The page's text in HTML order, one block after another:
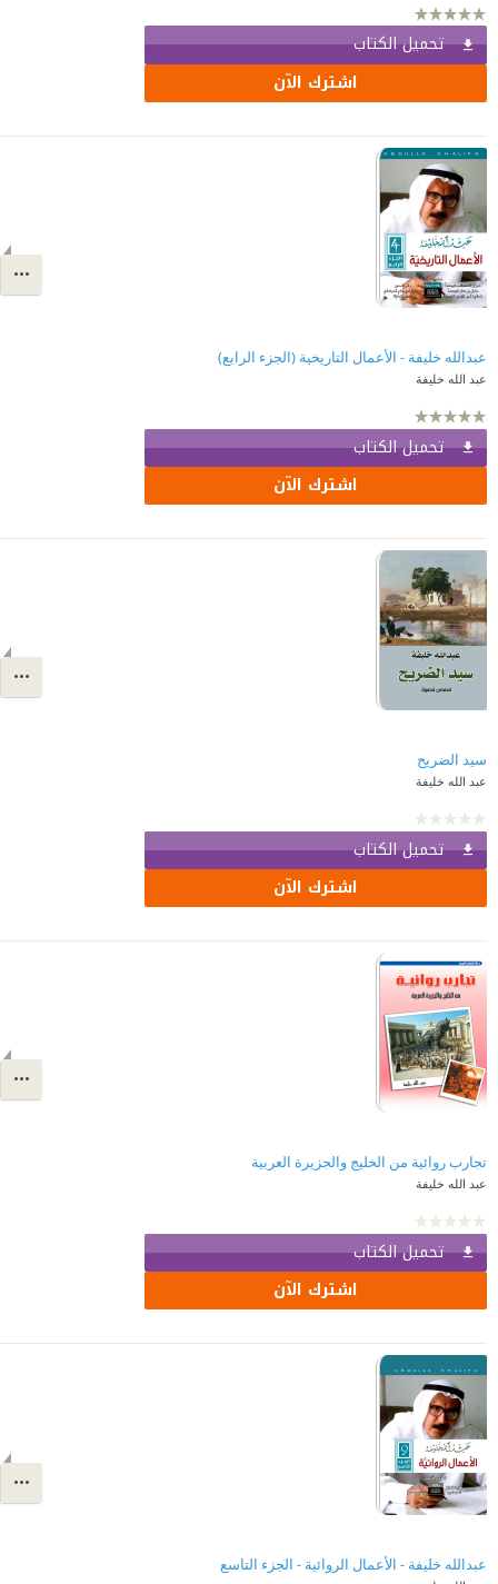
تحميل الكتاب
اشترك الآن
عبدالله خليفة - الأعمال التاريخية (الجزء الرابع)
عبد الله خليفة
تحميل الكتاب
اشترك الآن
سيد الضريح
عبد الله خليفة
تحميل الكتاب
اشترك الآن
تجارب روائية من الخليج والجزيرة العربية
عبد الله خليفة
تحميل الكتاب
اشترك الآن
عبدالله خليفة - الأعمال الروائية - الجزء التاسع